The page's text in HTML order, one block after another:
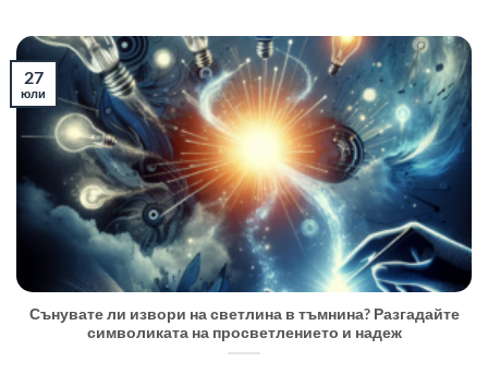
Сънувате ли извори на светлина в тъмнина? Разгадайте
символиката на просветлението и надеж
27
юли